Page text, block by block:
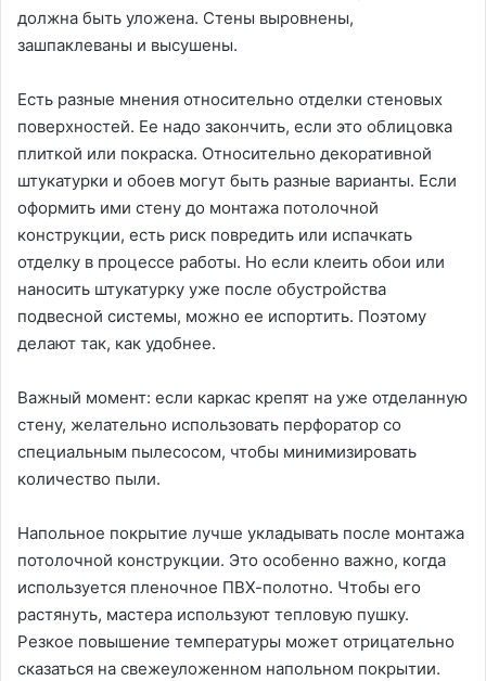
должна быть уложена. Стены выровнены,
зашпаклеваны и высушены.
Есть разные мнения относительно отделки стеновых
поверхностей. Ее надо закончить, если это облицовка
плиткой или покраска. Относительно декоративной
штукатурки и обоев могут быть разные варианты. Если
оформить ими стену до монтажа потолочной
конструкции, есть риск повредить или испачкать
отделку в процессе работы. Но если клеить обои или
наносить штукатурку уже после обустройства
подвесной системы, можно ее испортить. Поэтому
делают так, как удобнее.
Важный момент: если каркас крепят на уже отделанную
стену, желательно использовать перфоратор со
специальным пылесосом, чтобы минимизировать
количество пыли.
Напольное покрытие лучше укладывать после монтажа
потолочной конструкции. Это особенно важно, когда
используется пленочное ПВХ-полотно. Чтобы его
растянуть, мастера используют тепловую пушку.
Резкое повышение температуры может отрицательно
сказаться на свежеуложенном напольном покрытии.